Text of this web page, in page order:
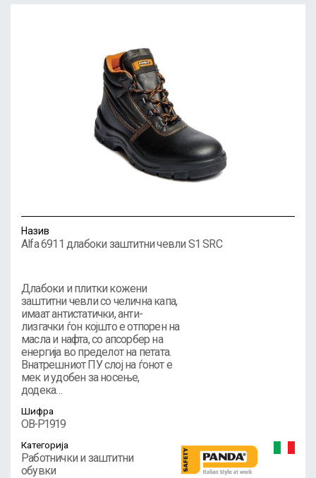
Назив
Alfa 6911 длабоки заштитни чевли S1 SRC
Длабоки и плитки кожени
заштитни чевли со челична капа,
имаат антистатички, анти-
лизгачки ѓон којшто е отпорен на
масла и нафта, со апсорбер на
енергија во пределот на петата.
Внатрешниот ПУ слој на ѓонот е
мек и удобен за носење,
додека…
Шифра
OB-P1919
Категорија
Работнички и заштитни
обувки